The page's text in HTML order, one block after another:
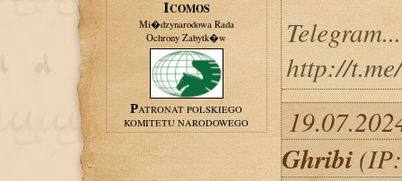
ICOMOS
Mi�dzynarodowa Rada
Ochrony Zabytk�w
PATRONAT POLSKIEGO
KOMITETU NARODOWEGO
http://
Ghribi